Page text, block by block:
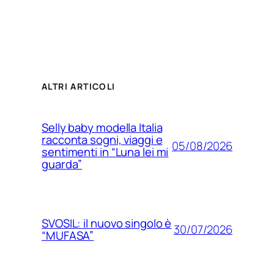
ALTRI ARTICOLI
Selly baby modella Italia
racconta sogni, viaggi e
sentimenti in “Luna lei mi
guarda”
05/08/2026
SVOSIL: il nuovo singolo è
“MUFASA” 30/07/2026